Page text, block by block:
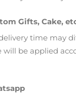
Gifts, Cake,
time may
will be applied